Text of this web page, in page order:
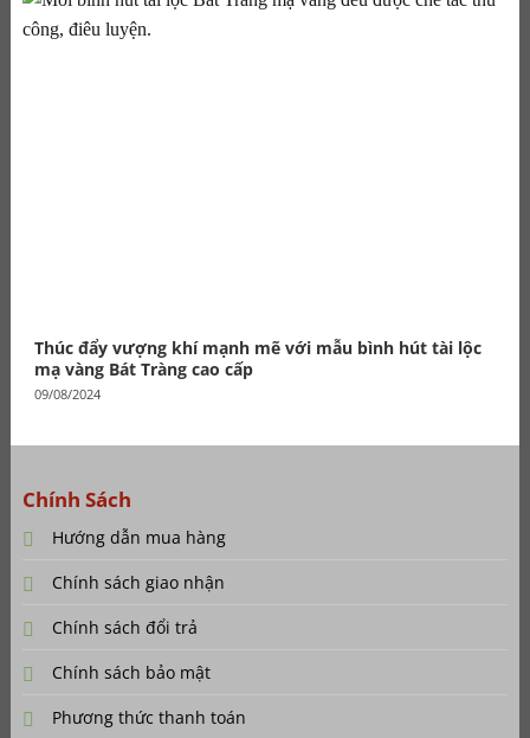
Thúc đẩy vượng khí mạnh mẽ với mẫu bình hút tài lộc
mạ vàng Bát Tràng cao cấp
09/08/2024
Chính Sách
Hướng dẫn mua hàng
Chính sách giao nhận
Chính sách đổi trả
Chính sách bảo mật
Phương thức thanh toán